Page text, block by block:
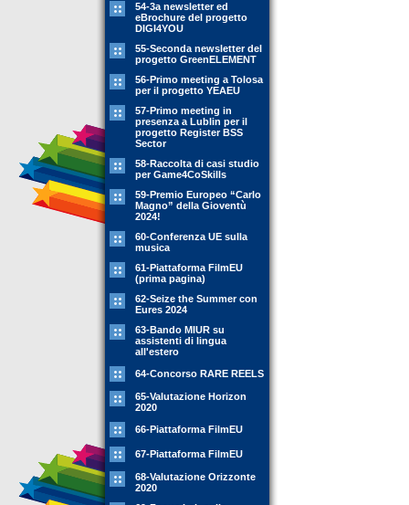
54-3a newsletter ed
eBrochure del progetto
DIGI4YOU
55-Seconda newsletter del
progetto GreenELEMENT
56-Primo meeting a Tolosa
per il progetto YEAEU
57-Primo meeting in
presenza a Lublin per il
progetto Register BSS
Sector
58-Raccolta di casi studio
per Game4CoSkills
59-Premio Europeo “Carlo
Magno” della Gioventù
2024!
60-Conferenza UE sulla
musica
61-Piattaforma FilmEU
(prima pagina)
62-Seize the Summer con
Eures 2024
63-Bando MIUR su
assistenti di lingua
all'estero
64-Concorso RARE REELS
65-Valutazione Horizon
2020
66-Piattaforma FilmEU
67-Piattaforma FilmEU
68-Valutazione Orizzonte
2020